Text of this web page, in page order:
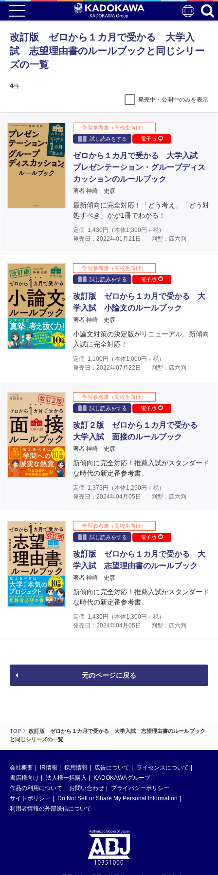
TOP
改訂版 ゼロから１カ月で受かる 大学入試 志望理由書のルールブック
と同じシリーズの一覧
改訂版 ゼロから１カ月で受かる 大学入
試 志望理由書のルールブックと同じシリー
ズの一覧
4件
発売中・公開中のみを表示
学習参考書（高校生向け）
試し読みをする
電子版
ゼロから１カ月で受かる 大学入試
プレゼンテーション・グループディス
カッションのルールブック
著者 神崎 史彦
最新傾向に完全対応！「どう考え」「どう対
処すべき」かが1冊でわかる！
定価 1,430円（本体1,300円＋税）
発売日：2022年01月21日
判型：四六判
学習参考書（高校生向け）
試し読みをする
電子版
改訂版 ゼロから１カ月で受かる 大
学入試 小論文のルールブック
著者 神崎 史彦
小論文対策の決定版がリニューアル。新傾向
入試に完全対応！
定価 1,100円（本体1,000円＋税）
発売日：2022年07月22日
判型：四六判
学習参考書（高校生向け）
試し読みをする
電子版
改訂２版 ゼロから１カ月で受かる
大学入試 面接のルールブック
著者 神崎 史彦
新傾向に完全対応！推薦入試がスタンダード
な時代の新定番参考書。
定価 1,375 円（本体1,250円＋税）
発売日：2024年04月05日
判型：四六判
学習参考書（高校生向け）
試し読みをする
電子版
改訂版 ゼロから１カ月で受かる 大
学入試 志望理由書のルールブック
著者 神崎 史彦
新傾向に完全対応！推薦入試がスタンダード
な時代の新定番参考書。
定価 1,430円（本体1,300円＋税）
発売日：2024年04月05日
判型：四六判
元のページに戻る
会社概要 IR情報 採用情報 広告について
ライセンスについて
書店様向け
法人様一括購入
KADOKAWAグループ
作品の利用について
お問い合わせ
プライバシーポリシー
サイトポリシー
Do Not Sell or Share My Personal Information
利用者情報の外部送信について